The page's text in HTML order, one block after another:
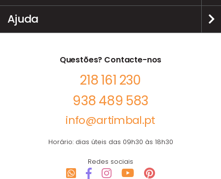
Ajuda
Questões? Contacte-nos
218 161 230
938 489 583
info@artimbal.pt
Horário: dias úteis das 09h30 às 18h30
Redes sociais